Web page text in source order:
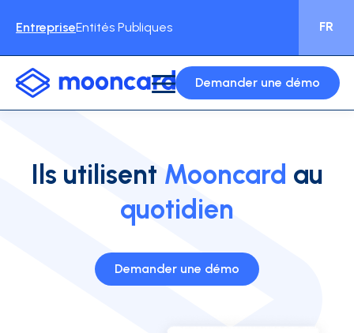
EntrepriseEntités Publiques FR
Demander une démo
Ils utilisent Mooncard au
quotidien
Demander une démo